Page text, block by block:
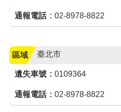
通報電話 02-8978-8822
區域 臺北市
遺失車號 0109364
通報電話 02-8978-8822